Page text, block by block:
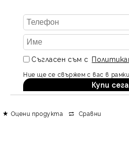
Съгласен съм с
Ние ще се свържем с вас в
Оцени продукта Сравни